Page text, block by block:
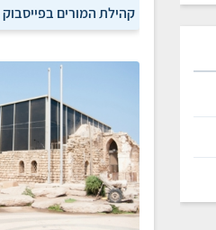
קהילת המורים בפייסבוק